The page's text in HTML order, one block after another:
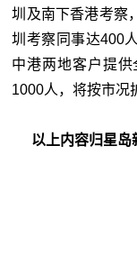
圳及南下香港考察
圳考察同事达400
中港两地客户提
1000人，将按市况
以上内容归星岛